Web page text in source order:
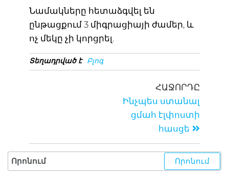
Նամակները հետաձգվել են
ընթացքում 3 միգրացիայի ժամեր, և
ոչ մեկը չի կորցրել.
Տեղադրված է Բլոգ
ՀԱՋՈՐԴԸ
Ինչպես ստանալ
ցմահ էլփոստի
հասցե